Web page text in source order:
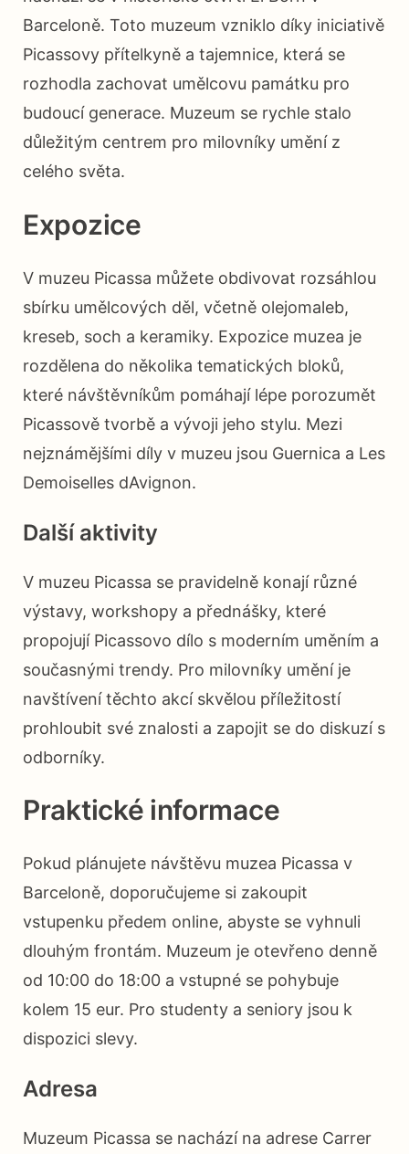
Barceloně. Toto muzeum vzniklo díky iniciativě
Picassovy přítelkyně a tajemnice, která se
rozhodla zachovat umělcovu památku pro
budoucí generace. Muzeum se rychle stalo
důležitým centrem pro milovníky umění z
celého světa.
Expozice
V muzeu Picassa můžete obdivovat rozsáhlou
sbírku umělcových děl, včetně olejomaleb,
kreseb, soch a keramiky. Expozice muzea je
rozdělena do několika tematických bloků,
které návštěvníkům pomáhají lépe porozumět
Picassově tvorbě a vývoji jeho stylu. Mezi
nejznámějšími díly v muzeu jsou Guernica a Les
Demoiselles dAvignon.
Další aktivity
V muzeu Picassa se pravidelně konají různé
výstavy, workshopy a přednášky, které
propojují Picassovo dílo s moderním uměním a
současnými trendy. Pro milovníky umění je
navštívení těchto akcí skvělou příležitostí
prohloubit své znalosti a zapojit se do diskuzí s
odborníky.
Praktické informace
Pokud plánujete návštěvu muzea Picassa v
Barceloně, doporučujeme si zakoupit
vstupenku předem online, abyste se vyhnuli
dlouhým frontám. Muzeum je otevřeno denně
od 10:00 do 18:00 a vstupné se pohybuje
kolem 15 eur. Pro studenty a seniory jsou k
dispozici slevy.
Adresa
Muzeum Picassa se nachází na adrese Carrer